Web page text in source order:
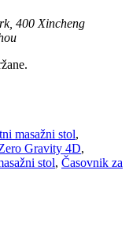
400 Xincheng
masažni stol,
Gravity 4D,
stol, Časovnik za